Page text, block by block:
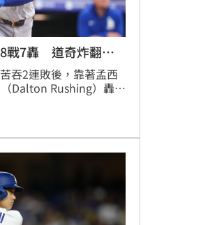
戰7轟 道奇炸翻洛
吞2連敗後，靠著孟西
（Dalton Rushing）轟出
場數堆高至52場，再1